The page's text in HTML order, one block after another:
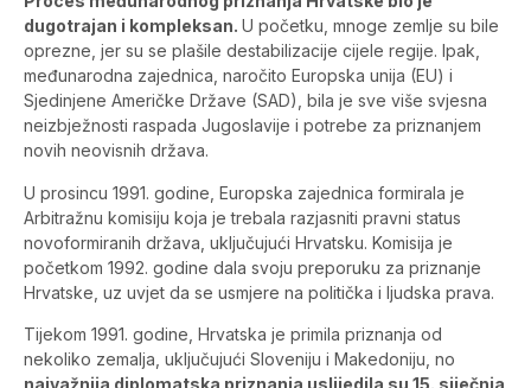
dugotrajan i kompleksan. U početku, mnoge zemlje su bile
oprezne, jer su se plašile destabilizacije cijele regije. Ipak,
međunarodna zajednica, naročito Europska unija (EU) i
Sjedinjene Američke Države (SAD), bila je sve više svjesna
neizbježnosti raspada Jugoslavije i potrebe za priznanjem
novih neovisnih država.
U prosincu 1991. godine, Europska zajednica formirala je
Arbitražnu komisiju koja je trebala razjasniti pravni status
novoformiranih država, uključujući Hrvatsku. Komisija je
početkom 1992. godine dala svoju preporuku za priznanje
Hrvatske, uz uvjet da se usmjere na politička i ljudska prava.
Tijekom 1991. godine, Hrvatska je primila priznanja od
nekoliko zemalja, uključujući Sloveniju i Makedoniju, no